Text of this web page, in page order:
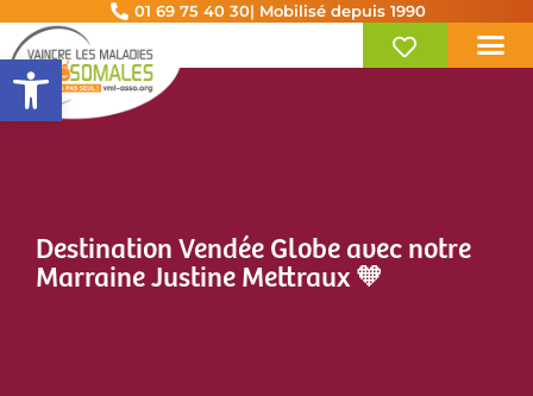
Ouvrir la barre d’outils
01 69 75 40 30| Mobilisé depuis 1990
Destination Vendée Globe avec notre
Marraine Justine Mettraux 🧡